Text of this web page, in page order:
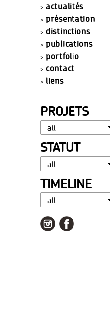
actualités
présentation
distinctions
publications
portfolio
contact
liens
PROJETS
STATUT
TIMELINE